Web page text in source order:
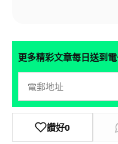
更多精彩文章每日送到
讚好0